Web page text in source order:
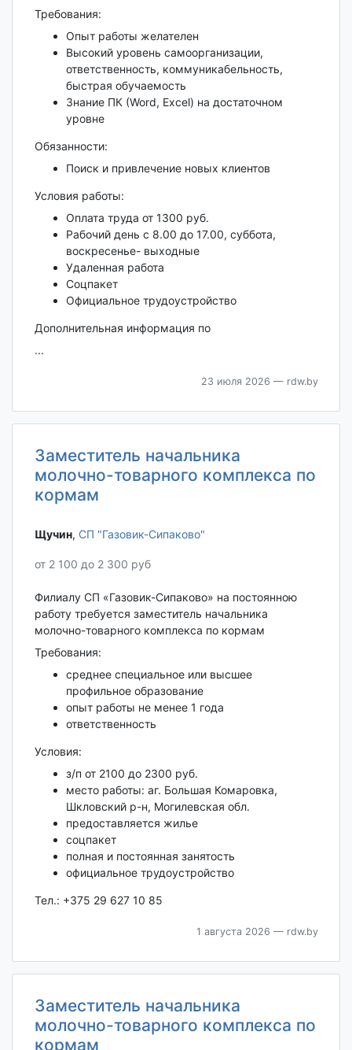
Требования:
Опыт работы желателен
Высокий уровень самоорганизации,
ответственность, коммуникабельность,
быстрая обучаемость
Знание ПК (Word, Excel) на достаточном
уровне
Обязанности:
Поиск и привлечение новых клиентов
Условия работы:
Оплата труда от 1300 руб.
Рабочий день с 8.00 до 17.00, суббота,
воскресенье- выходные
Удаленная работа
Соцпакет
Официальное трудоустройство
Дополнительная информация по
...
23 июля 2026 — rdw.by
Заместитель начальника
молочно-товарного комплекса по
кормам
Щучин‎, СП "Газовик-Сипаково"
от 2 100 до 2 300 руб
Филиалу СП «Газовик-Сипаково» на постоянною
работу требуется заместитель начальника
молочно-товарного комплекса по кормам
Требования:
среднее специальное или высшее
профильное образование
опыт работы не менее 1 года
ответственность
Условия:
з/п от 2100 до 2300 руб.
место работы: аг. Большая Комаровка,
Шкловский р-н, Могилевская обл.
предоставляется жилье
соцпакет
полная и постоянная занятость
официальное трудоустройство
Тел.: +375 29 627 10 85
1 августа 2026 — rdw.by
Заместитель начальника
молочно-товарного комплекса по
кормам